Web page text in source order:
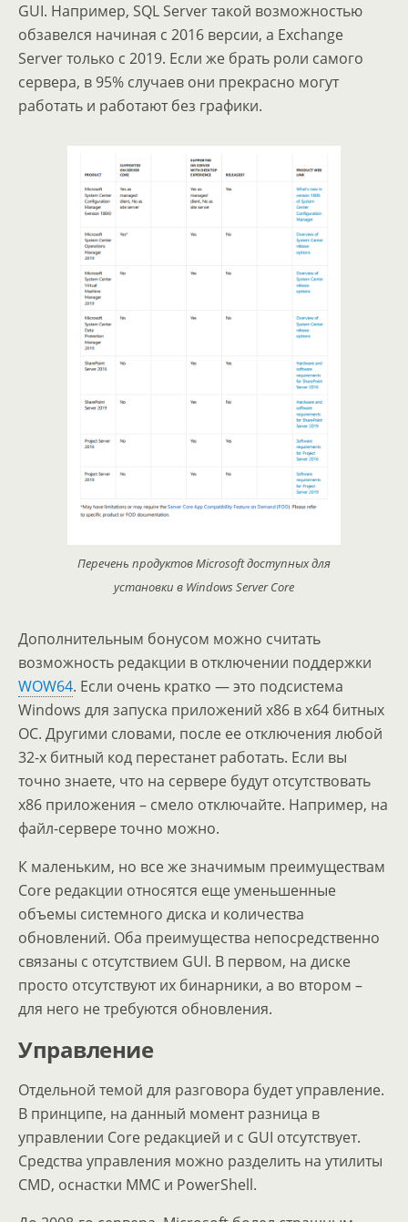
GUI. Например, SQL Server такой возможностью
обзавелся начиная с 2016 версии, а Exchange
Server только с 2019. Если же брать роли самого
сервера, в 95% случаев они прекрасно могут
работать и работают без графики.
Перечень продуктов Microsoft доступных для
установки в Windows Server Core
Дополнительным бонусом можно считать
возможность редакции в отключении поддержки
WOW64. Если очень кратко — это подсистема
Windows для запуска приложений х86 в х64 битных
ОС. Другими словами, после ее отключения любой
32-х битный код перестанет работать. Если вы
точно знаете, что на сервере будут отсутствовать
х86 приложения – смело отключайте. Например, на
файл-сервере точно можно.
К маленьким, но все же значимым преимуществам
Core редакции относятся еще уменьшенные
объемы системного диска и количества
обновлений. Оба преимущества непосредственно
связаны с отсутствием GUI. В первом, на диске
просто отсутствуют их бинарники, а во втором –
для него не требуются обновления.
Управление
Отдельной темой для разговора будет управление.
В принципе, на данный момент разница в
управлении Core редакцией и с GUI отсутствует.
Средства управления можно разделить на утилиты
CMD, оснастки MMC и PowerShell.